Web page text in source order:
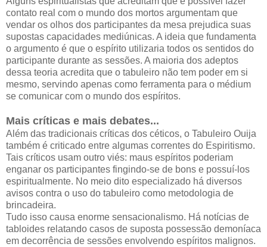
contato real com o mundo dos mortos argumentam que
vendar os olhos dos participantes da mesa prejudica suas
supostas capacidades mediúnicas. A ideia que fundamenta
o argumento é que o espírito utilizaria todos os sentidos do
participante durante as sessões. A maioria dos adeptos
dessa teoria acredita que o tabuleiro não tem poder em si
mesmo, servindo apenas como ferramenta para o médium
se comunicar com o mundo dos espíritos.
Mais críticas e mais debates...
Além das tradicionais críticas dos céticos, o Tabuleiro Ouija
também é criticado entre algumas correntes do Espiritismo.
Tais críticos usam outro viés: maus espíritos poderiam
enganar os participantes fingindo-se de bons e possuí-los
espiritualmente. No meio dito especializado há diversos
avisos contra o uso do tabuleiro como metodologia de
brincadeira.
Tudo isso causa enorme sensacionalismo. Há notícias de
tabloides relatando casos de suposta possessão demoníaca
em decorrência de sessões envolvendo espíritos malignos.